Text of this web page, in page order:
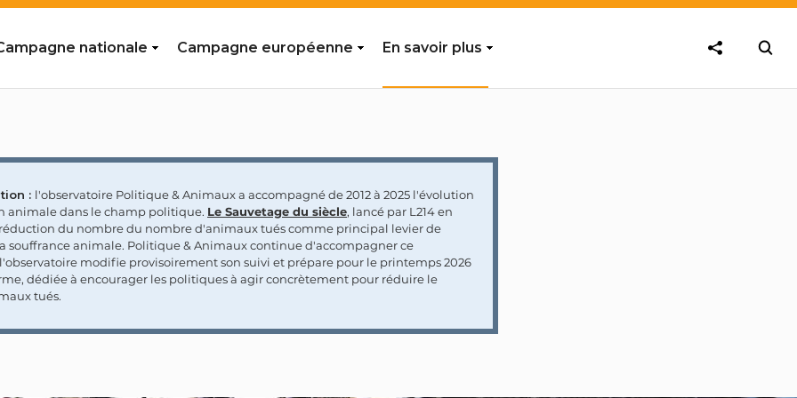
nationale Campagne européenne En savoir plus
: l'observatoire Politique & Animaux a accompagné de 2012 à 2025 l'évolution
animale dans le champ politique. Le Sauvetage du siècle, lancé par L214 en
réduction du nombre du nombre d'animaux tués comme principal levier de
souffrance animale. Politique & Animaux continue d'accompagner ce
modifie provisoirement son suivi et prépare pour le printemps 2026
dédiée à encourager les politiques à agir concrètement pour réduire le
tués.